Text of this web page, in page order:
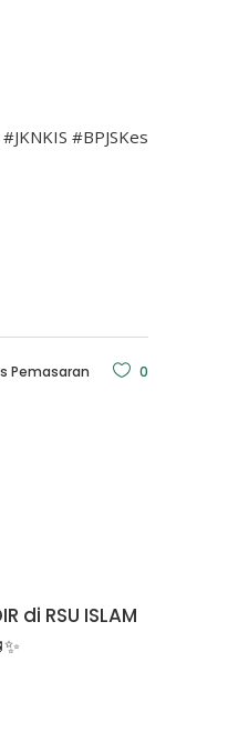
#JKNKIS #BPJSKes
Pemasaran 0
di RSU ISLAM